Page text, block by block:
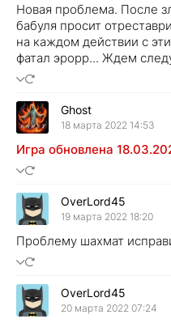
Новая проблема. После
бабуля просит
на каждом действии с
фатал эрорр... Ждем
Ghost
18 марта 2022 14:53
Игра обновлена
OverLord45
19 марта 2022 18:20
Проблему шахмат
OverLord45
20 марта 2022 07:24